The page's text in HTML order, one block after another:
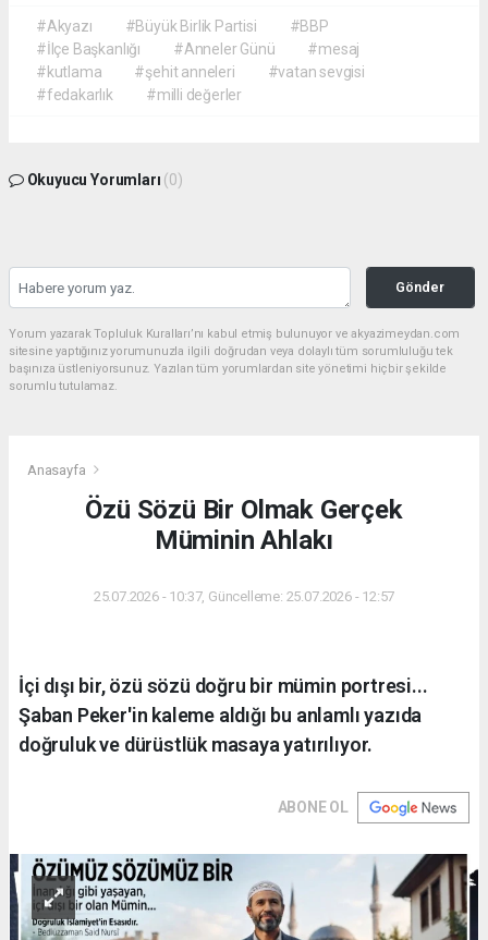
#Akyazı #Büyük Birlik Partisi
#BBP
#İlçe Başkanlığı
#Anneler Günü
#mesaj
#kutlama
#şehit anneleri
#vatan sevgisi
#fedakarlık
#milli değerler
Okuyucu Yorumları (0)
Gönder
Yorum yazarak Topluluk Kuralları’nı kabul etmiş bulunuyor ve akyazimeydan.com
sitesine yaptığınız yorumunuzla ilgili doğrudan veya dolaylı tüm sorumluluğu tek
başınıza üstleniyorsunuz. Yazılan tüm yorumlardan site yönetimi hiçbir şekilde
sorumlu tutulamaz.
Anasayfa
Özü Sözü Bir Olmak Gerçek
Müminin Ahlakı
25.07.2026 - 10:37, Güncelleme: 25.07.2026 - 12:57
İçi dışı bir, özü sözü doğru bir mümin portresi...
Şaban Peker'in kaleme aldığı bu anlamlı yazıda
doğruluk ve dürüstlük masaya yatırılıyor.
ABONE OL